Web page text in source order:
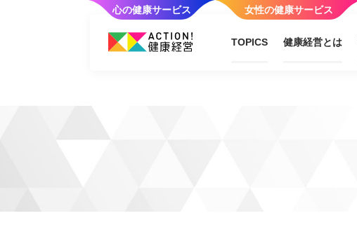
TOPICS 健康経営とは
女性の健康サービス
心の健康サービス